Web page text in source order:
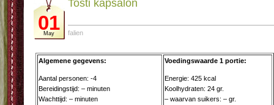
01
May
Tosti kapsalon
falien
Algemene gegevens:
Aantal personen: -4
Bereidingstijd: – minuten
Wachttijd: – minuten
Voedingswaarde 1 portie:
Energie: 425 kcal
Koolhydraten: 24 gr.
– waarvan suikers: – gr.